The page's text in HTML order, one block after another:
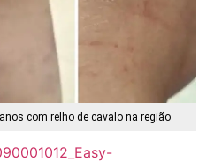
com relho de cavalo na região